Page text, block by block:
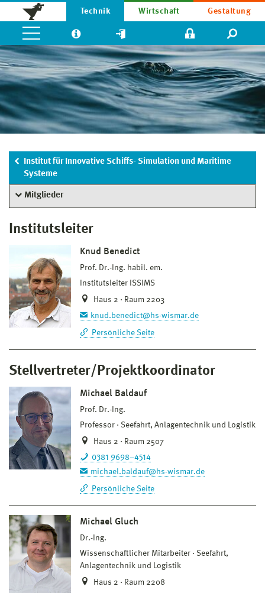
Technik Wirtschaft Gestaltung
Institut für Innovative Schiffs- Simulation und Maritime
Systeme
Mitglieder
Institutsleiter
Knud Benedict
Prof. Dr.-Ing. habil. em.
Institutsleiter ISSIMS
Haus 2 · Raum 2203
knud.benedict@hs-wismar.de
Persönliche Seite
Stellvertreter/Projektkoordinator
Michael Baldauf
Prof. Dr.-Ing.
Professor
Seefahrt, Anlagentechnik und Logistik
Haus 2 · Raum 2507
0381 9698–4514
michael.baldauf@hs-wismar.de
Persönliche Seite
Michael Gluch
Dr.-Ing.
Wissenschaftlicher Mitarbeiter
Seefahrt,
Anlagentechnik und Logistik
Haus 2 · Raum 2208